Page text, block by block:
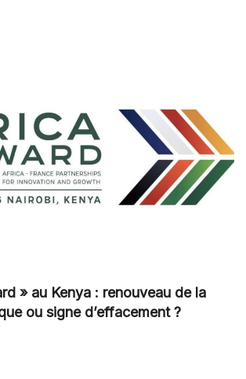
» au Kenya : renouveau de la
ou signe d’effacement ?